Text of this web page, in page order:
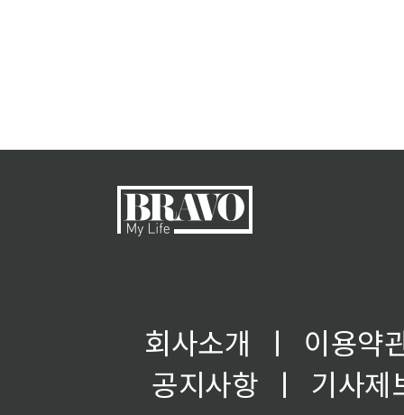
회사소개 ㅣ
이용약
공지사항
ㅣ
기사제